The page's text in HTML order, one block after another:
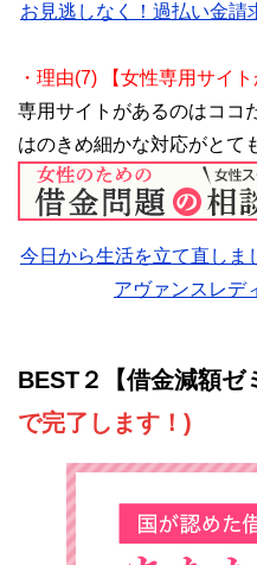
お見逃しなく！過払い金請
・理由(7) 【女性専用サイト
専用サイトがあるのはココ
はのきめ細かな対応がとて
今日から生活を立て直しま
アヴァンスレデ
BEST２【借金減額ゼ
で完了します！)